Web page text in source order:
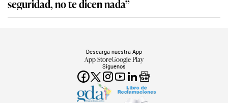
seguridad, no te dicen nada”
Síguenos
Descarga nuestra App
App StoreGoogle Play